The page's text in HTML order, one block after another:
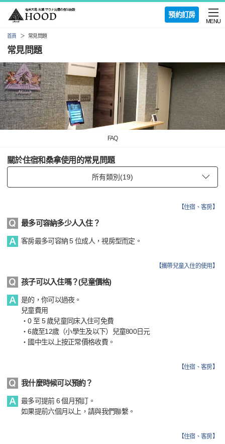
預約訂房
MENU
首頁 常見問題
常見問題
FAQ
關於住宿和桑拿使用的常見問題
【住宿、客房】
最多可容納多少人入住？
客房最多可容納 5 位成人，視房型而定。
【攜帶兒童入住的使用】
孩子可以入住嗎？(兒童價格)
是的，你可以過夜。
兒童費用
・0 至 5 歲兒童同床入住可免費
・6歲至12歲（小學生及以下）兒童800日元
・國中生以上按正常價格收費。
【住宿、客房】
我什麼時候可以預約？
最多可提前 6 個月預訂。
如果提前六個月以上，請與我們聯繫。
【住宿、客房】